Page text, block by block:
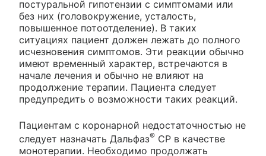
постуральной гипотензии с симптомами или
без них (головокружение, усталость,
повышенное потоотделение). В таких
ситуациях пациент должен лежать до полного
исчезновения симптомов. Эти реакции обычно
имеют временный характер, встречаются в
начале лечения и обычно не влияют на
продолжение терапии. Пациента следует
предупредить о возможности таких реакций.
Пациентам с коронарной недостаточностью не
следует назначать Дальфаз® СР в качестве
монотерапии. Необходимо продолжать